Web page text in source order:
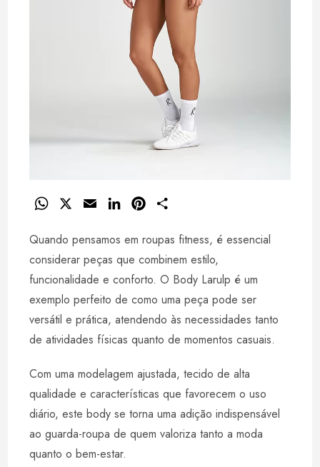
W
a
t
s
A
p
p
a
i
n
k
e
d
I
n
t
e
r
e
a
r
e
Quando pensamos em roupas fitness, é essencial
considerar peças que combinem estilo,
funcionalidade e conforto. O Body Larulp é um
exemplo perfeito de como uma peça pode ser
versátil e prática, atendendo às necessidades tanto
de atividades físicas quanto de momentos casuais.
Com uma modelagem ajustada, tecido de alta
qualidade e características que favorecem o uso
diário, este body se torna uma adição indispensável
ao guarda-roupa de quem valoriza tanto a moda
quanto o bem-estar.